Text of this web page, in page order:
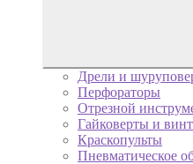
Дрели и
Перфораторы
Отрезной
Гайковерты и
Краскопульты
Пневматическое